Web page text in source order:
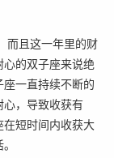
而且这一年里的财
的双子座来说绝
一直持续不断的
，导致收获有
短时间内收获大